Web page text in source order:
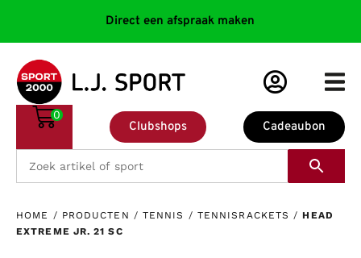
Direct een afspraak maken
Cadeaubon
Clubshops
0
HOME / PRODUCTEN / TENNIS / TENNISRACKETS /HEAD
EXTREME JR. 21 SC